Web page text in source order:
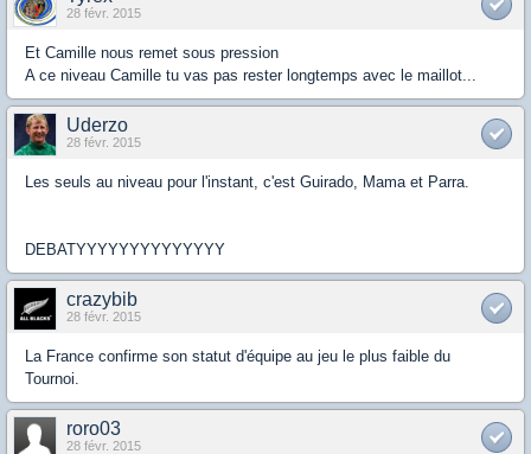
28 févr. 2015
Et Camille nous remet sous pression
A ce niveau Camille tu vas pas rester longtemps avec le maillot...
Uderzo
28 févr. 2015
Les seuls au niveau pour l'instant, c'est Guirado, Mama et Parra.
DEBATYYYYYYYYYYYYYY
crazybib
28 févr. 2015
La France confirme son statut d'équipe au jeu le plus faible du
Tournoi.
roro03
28 févr. 2015